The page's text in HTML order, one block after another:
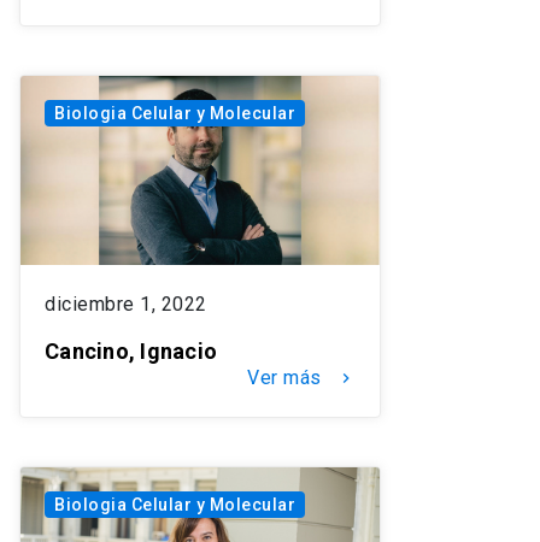
Biologia Celular y Molecular
diciembre 1, 2022
Cancino, Ignacio
Ver más keyboard_arrow_right
Biologia Celular y Molecular